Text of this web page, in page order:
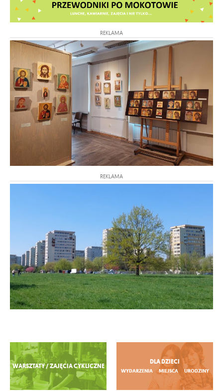
REKLAMA
REKLAMA
Zobacz więcej
WARSZTATY / ZAJĘCIA CYKLICZNE
DLA DZIECI
WYDARZENIA MIEJSCA URODZINY